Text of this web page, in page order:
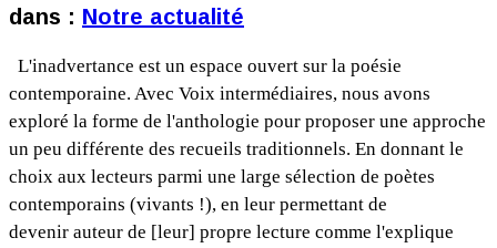
dans : Notre actualité
L'inadvertance est un espace ouvert sur la poésie
contemporaine. Avec Voix intermédiaires, nous avons
exploré la forme de l'anthologie pour proposer une approche
un peu différente des recueils traditionnels. En donnant le
choix aux lecteurs parmi une large sélection de poètes
contemporains (vivants !), en leur permettant de
devenir auteur de [leur] propre lecture comme l'explique